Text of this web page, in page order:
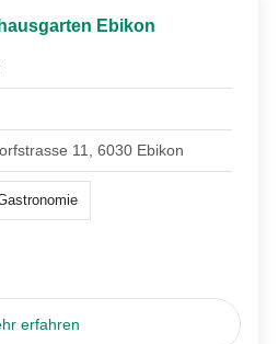
Ebikon
11, 6030 Ebikon
erfahren